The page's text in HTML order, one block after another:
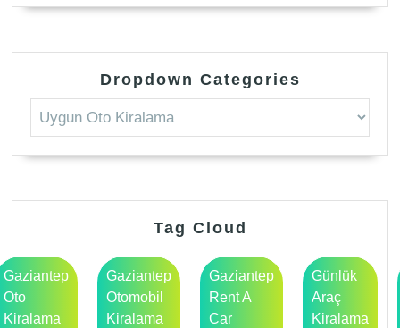
Dropdown Categories
Tag Cloud
Gaziantep
Oto
Kiralama
Gaziantep
Otomobil
Kiralama
Gaziantep
Rent A
Car
Günlük
Araç
Kiralama